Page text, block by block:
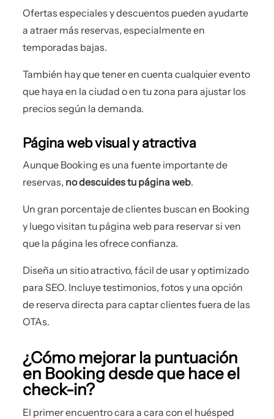
Ofertas especiales y descuentos pueden ayudarte
a atraer más reservas, especialmente en
temporadas bajas.
También hay que tener en cuenta cualquier evento
que haya en la ciudad o en tu zona para ajustar los
precios según la demanda.
Página web visual y atractiva
Aunque Booking es una fuente importante de
reservas, no descuides tu página web.
Un gran porcentaje de clientes buscan en Booking
y luego visitan tu página web para reservar si ven
que la página les ofrece confianza.
Diseña un sitio atractivo, fácil de usar y optimizado
para SEO. Incluye testimonios, fotos y una opción
de reserva directa para captar clientes fuera de las
OTAs.
¿Cómo mejorar la puntuación
en Booking desde que hace el
check-in?
El primer encuentro cara a cara con el huésped